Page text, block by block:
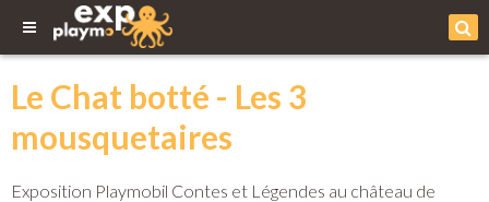
Le Chat botté - Les 3
mousquetaires
Exposition Playmobil Contes et Légendes au château de